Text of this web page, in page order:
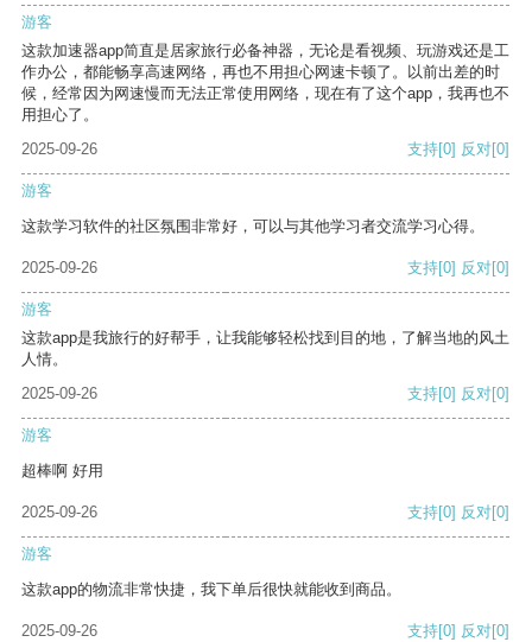
游客
这款加速器app简直是居家旅行必备神器，无论是看视频、玩游戏还是工
作办公，都能畅享高速网络，再也不用担心网速卡顿了。以前出差的时
候，经常因为网速慢而无法正常使用网络，现在有了这个app，我再也不
用担心了。
2025-09-26
支持[0] 反对[0]
游客
这款学习软件的社区氛围非常好，可以与其他学习者交流学习心得。
2025-09-26 支持[0] 反对[0]
游客
这款app是我旅行的好帮手，让我能够轻松找到目的地，了解当地的风土
人情。
2025-09-26
支持[0] 反对[0]
游客
超棒啊 好用
2025-09-26 支持[0] 反对[0]
游客
这款app的物流非常快捷，我下单后很快就能收到商品。
2025-09-26 支持[0] 反对[0]